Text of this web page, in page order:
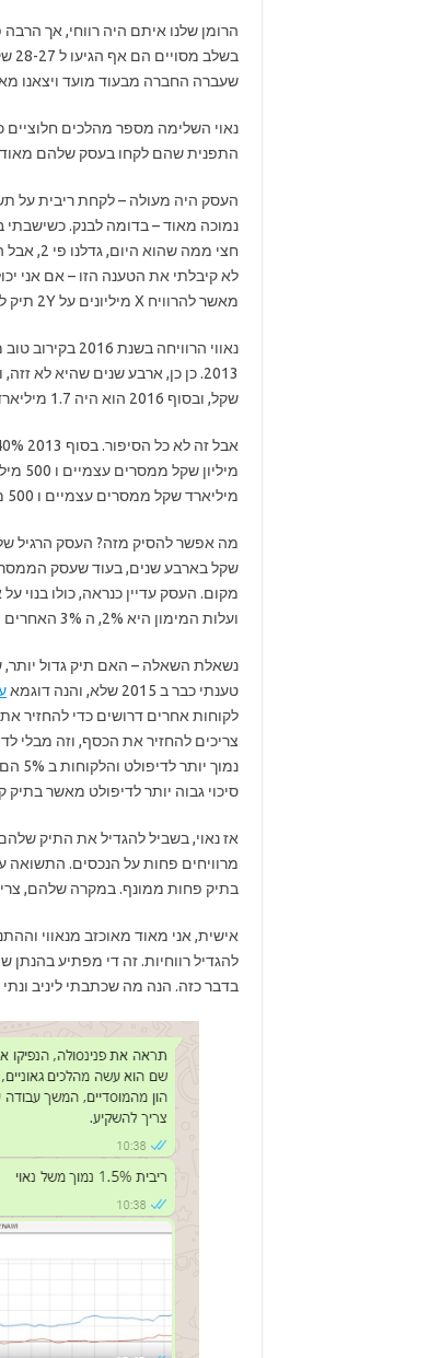
הרומן שלנו איתם היה רווחי, אך
שעברה החברה מבעוד מועד ויצאנו
התפנית שהם לקחו בעסק שלהם מאוד
העסק היה מעולה – לקחת ריבית על
נמוכה מאוד – בדומה לבנק. כשישבתי
חצי
מאשר להרוויח X מיליונים על 2Y תיק לקוחות. זה פשוט לא הגיוני.
שקל, ובסוף 2016 הוא היה 1.7 מיליארד שקל, פי 2.
מיליארד שקל ממסרים עצמיים ו 500 מיליון שקל ממסרי עסקה.
שקל בארבע שנים, בעוד שעסק
ועלות המימון היא 2%, ה 3% האחרים מתבזבזים על משכורות וטיפול באותו הלקוח.
נשאלת השאלה – האם תיק גדול יותר,
טענתי כבר ב 2015 שלא, והנה דוגמא
סיכוי גבוה יותר לדיפולט מאשר בתיק קטן של 500
אז נאוי, בשביל להגדיל את התיק
מרוויחים פחות על הנכסים. התשואה
בתיק פחות ממונף. במקרה שלהם,
אישית, אני מאוד מאוכזב מנאווי
להגדיל רווחיות. זה די מפתיע
בדבר כזה. הנה מה שכתבתי ליניב ונתי